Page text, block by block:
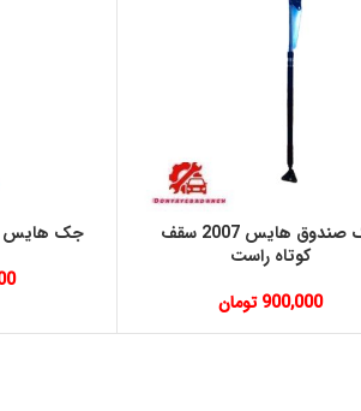
جک صندوق هایس 2007 سقف
کوتاه راست
900,000 تومان
جک هایس 2007 سقف بلند راست